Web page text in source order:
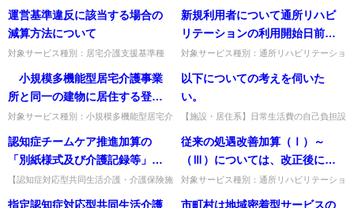
できない日がある場合、当該日
は個別機能訓練加算(Ⅰ)ロに代え
してもよいか。
る」こととあるが、具体的な取
組内容や取組頻度についてどの
ように考えればよいか。
ント体制強化加算について」質問 小規模
多機能型居宅介護の総合マネ...
規入所者のうち、医療機関から
の入所者の割合と自宅等からの
入所者の割合の差が35％以上で
あることを標準とする」旨規定
されたが、この「自宅等」の具
体的な居宅類型はどのようなも
のか。
型は何か。自宅・有料老人ホーム・高齢者
専用賃貸住宅・家族等の自宅...
運営基準違反に該当する場合の
減算方法について
対象サービス種別：居宅介護支援基準種
質問運営基準違反に該当する場合の減算方
法について回答当該減算は､居...
新規利用者について通所リハビ
リテーションの利用開始日前に
利用者の居宅を訪問した場合
算定基準を満たすのか。 また、
新規利用者について、介護予防
通所リハビリテーションの利用
開始日前に利用者の居宅を訪問
した場合は、介護予防通所リハ
ビリテーションの算定基準を満
たすのか。
対象サービス種別：通所リハビリテーショ
ションの提供について」質問新規利用者に
ついて通所リハビリテーショ...
小規模多機能型居宅介護事業
所と同一の建物に居住する登録
者が登録定員の８割以上となる
の居所に応じた基本報酬が設け
られたが、従来可能とされてい
た、市町村が定める基準におい
て、事業所と同一の建物に居住
対象サービス種別：小規模多機能型居宅介
建物に所在する事業所の地域への展開」質
問 小規模多機能型居宅介護...
以下についての考えを伺いた
い。
【施設・居住系】日常生活費の自己負担設
的設定と説明・同意が前提。居住費は原則
毎月払いで預かり金は例外的...
認知症チームケア推進加算の
「別紙様式及び介護記録等」と
は具体的に何を指すか。
【認知症対応型共同生活介護・介護保険施
様式及び介護記録等」とは何か。専用ワー
従来の処遇改善加算（Ⅰ）～
（Ⅲ）については、改正後には
処遇改善加算（Ⅱ）～（Ⅳ）と
対象サービス種別：通所リハビリテーショ
応型通所介護,短期入所生活介護,短期入所
指定認知症対応型共同生活介護 市町村は地域密着型サービスの